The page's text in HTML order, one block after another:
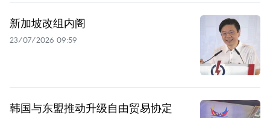
新加坡改组内阁
23/07/2026 09:59
韩国与东盟推动升级自由贸易协定